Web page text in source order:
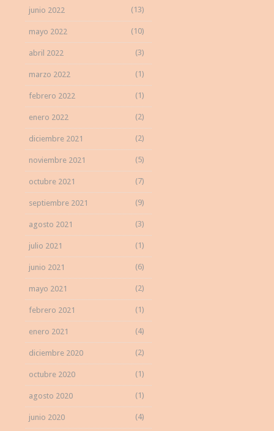
junio 2022 (13)
mayo 2022 (10)
abril 2022 (3)
marzo 2022 (1)
febrero 2022 (1)
enero 2022 (2)
diciembre 2021 (2)
noviembre 2021 (5)
octubre 2021 (7)
septiembre 2021 (9)
agosto 2021 (3)
julio 2021 (1)
junio 2021 (6)
mayo 2021 (2)
febrero 2021 (1)
enero 2021 (4)
diciembre 2020 (2)
octubre 2020 (1)
agosto 2020 (1)
junio 2020 (4)